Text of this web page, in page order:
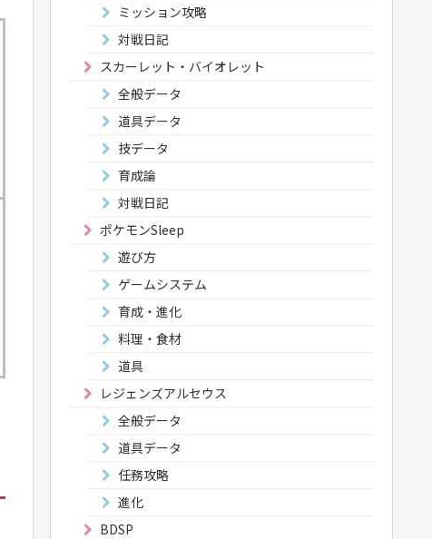
ミッション攻略
対戦日記
スカーレット・バイオレット
全般データ
道具データ
技データ
育成論
対戦日記
ポケモンSleep
遊び方
ゲームシステム
育成・進化
料理・食材
道具
レジェンズアルセウス
全般データ
道具データ
任務攻略
進化
BDSP